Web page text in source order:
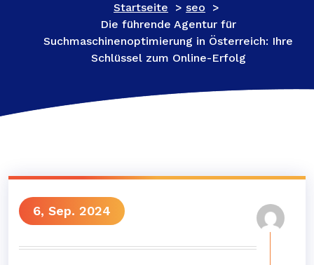
Startseite > seo >
Die führende Agentur für
Suchmaschinenoptimierung in Österreich: Ihre
Schlüssel zum Online-Erfolg
6, Sep. 2024